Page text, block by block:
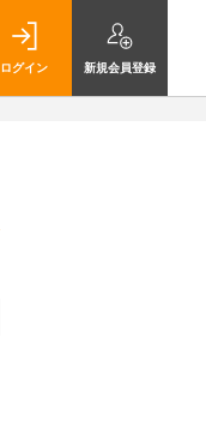
ログイン 新規会員登録